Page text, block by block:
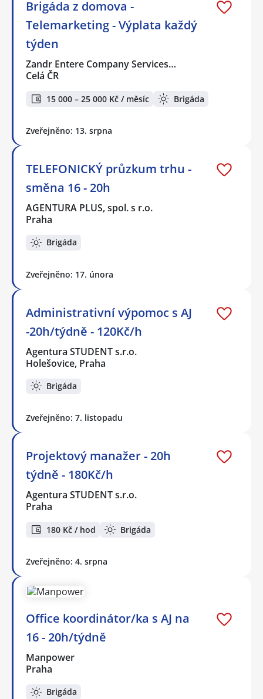
Brigáda z domova -
Telemarketing - Výplata každý
týden
Zandr Entere Company Services…
Celá ČR
15 000 – 25 000 Kč / měsíc Brigáda
Zveřejněno: 13. srpna
TELEFONICKÝ průzkum trhu -
směna 16 - 20h
AGENTURA PLUS, spol. s r.o.
Praha
Brigáda
Zveřejněno: 17. února
Administrativní výpomoc s AJ
-20h/týdně - 120Kč/h
Agentura STUDENT s.r.o.
Holešovice, Praha
Brigáda
Zveřejněno: 7. listopadu
Projektový manažer - 20h
týdně - 180Kč/h
Agentura STUDENT s.r.o.
Praha
180 Kč / hod Brigáda
Zveřejněno: 4. srpna
Office koordinátor/ka s AJ na
16 - 20h/týdně
Manpower
Praha
Brigáda